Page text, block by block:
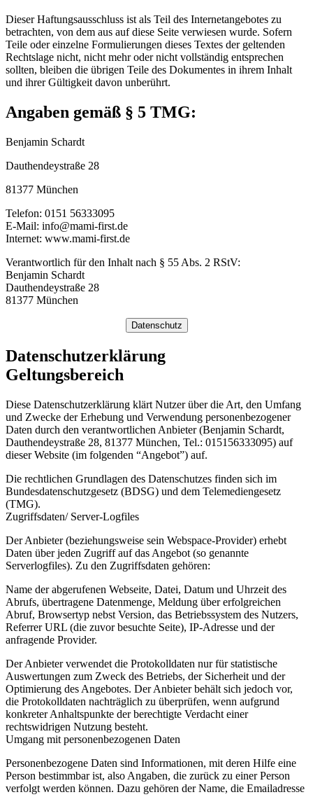
Dieser Haftungsausschluss ist als Teil des Internetangebotes zu
betrachten, von dem aus auf diese Seite verwiesen wurde. Sofern
Teile oder einzelne Formulierungen dieses Textes der geltenden
Rechtslage nicht, nicht mehr oder nicht vollständig entsprechen
sollten, bleiben die übrigen Teile des Dokumentes in ihrem Inhalt
und ihrer Gültigkeit davon unberührt.
Angaben gemäß § 5 TMG:
Benjamin Schardt
Dauthendeystraße 28
81377 München
Telefon: 0151 56333095
E-Mail: info@mami-first.de
Internet: www.mami-first.de
Verantwortlich für den Inhalt nach § 55 Abs. 2 RStV:
Benjamin Schardt
Dauthendeystraße 28
81377 München
Datenschutz
Datenschutzerklärung
Geltungsbereich
Diese Datenschutzerklärung klärt Nutzer über die Art, den Umfang
und Zwecke der Erhebung und Verwendung personenbezogener
Daten durch den verantwortlichen Anbieter (Benjamin Schardt,
Dauthendeystraße 28, 81377 München, Tel.: 015156333095) auf
dieser Website (im folgenden “Angebot”) auf.
Die rechtlichen Grundlagen des Datenschutzes finden sich im
Bundesdatenschutzgesetz (BDSG) und dem Telemediengesetz
(TMG).
Zugriffsdaten/ Server-Logfiles
Der Anbieter (beziehungsweise sein Webspace-Provider) erhebt
Daten über jeden Zugriff auf das Angebot (so genannte
Serverlogfiles). Zu den Zugriffsdaten gehören:
Name der abgerufenen Webseite, Datei, Datum und Uhrzeit des
Abrufs, übertragene Datenmenge, Meldung über erfolgreichen
Abruf, Browsertyp nebst Version, das Betriebssystem des Nutzers,
Referrer URL (die zuvor besuchte Seite), IP-Adresse und der
anfragende Provider.
Der Anbieter verwendet die Protokolldaten nur für statistische
Auswertungen zum Zweck des Betriebs, der Sicherheit und der
Optimierung des Angebotes. Der Anbieter behält sich jedoch vor,
die Protokolldaten nachträglich zu überprüfen, wenn aufgrund
konkreter Anhaltspunkte der berechtigte Verdacht einer
rechtswidrigen Nutzung besteht.
Umgang mit personenbezogenen Daten
Personenbezogene Daten sind Informationen, mit deren Hilfe eine
Person bestimmbar ist, also Angaben, die zurück zu einer Person
verfolgt werden können. Dazu gehören der Name, die Emailadresse